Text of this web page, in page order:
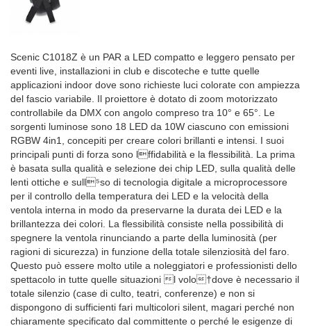
Scenic C1018Z è un PAR a LED compatto e leggero pensato per
eventi live, installazioni in club e discoteche e tutte quelle
applicazioni indoor dove sono richieste luci colorate con ampiezza
del fascio variabile. Il proiettore è dotato di zoom motorizzato
controllabile da DMX con angolo compreso tra 10° e 65°. Le
sorgenti luminose sono 18 LED da 10W ciascuno con emissioni
RGBW 4in1, concepiti per creare colori brillanti e intensi. I suoi
principali punti di forza sono l⁡ffidabilità e la flessibilità. La prima
è basata sulla qualità e selezione dei chip LED, sulla qualità delle
lenti ottiche e sull⁵so di tecnologia digitale a microprocessore
per il controllo della temperatura dei LED e la velocità della
ventola interna in modo da preservarne la durata dei LED e la
brillantezza dei colori. La flessibilità consiste nella possibilità di
spegnere la ventola rinunciando a parte della luminosità (per
ragioni di sicurezza) in funzione della totale silenziosità del faro.
Questo può essere molto utile a noleggiatori e professionisti dello
spettacolo in tutte quelle situazioni ⁡l volo†dove è necessario il
totale silenzio (case di culto, teatri, conferenze) e non si
dispongono di sufficienti fari multicolori silent, magari perché non
chiaramente specificato dal committente o perché le esigenze di